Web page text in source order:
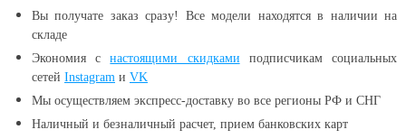
Вы получате заказ сразу! Все модели находятся в наличии на
складе
Экономия снастоящими скидками подписчикам социальных
сетей Instagram и VK
Мы осуществляем экспресс-доставку во все регионы РФ и СНГ
Наличный и безналичный расчет, прием банковских карт